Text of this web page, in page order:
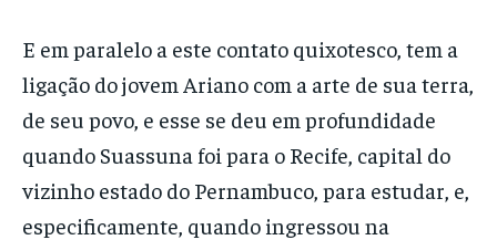
E em paralelo a este contato quixotesco, tem a
ligação do jovem Ariano com a arte de sua terra,
de seu povo, e esse se deu em profundidade
quando Suassuna foi para o Recife, capital do
vizinho estado do Pernambuco, para estudar, e,
especificamente, quando ingressou na